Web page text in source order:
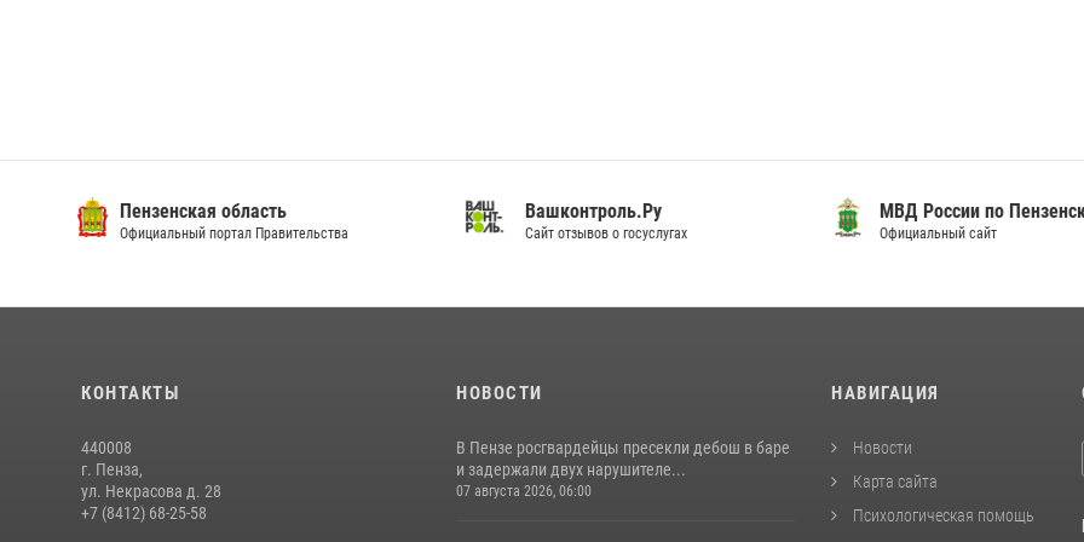
Пензенская область
Официальный портал Правительства
Вашконтроль.Ру
Сайт отзывов о госуслугах
МВД России по
Официальный сайт
КОНТАКТЫ
440008
г. Пенза,
ул. Некрасова д. 28
+7 (8412) 68-25-58
НОВОСТИ
В Пензе росгвардейцы пресекли дебош в баре
и задержали двух нарушителе...
07 августа 2026, 06:00
НАВИГАЦИЯ
Новости
Карта сайта
Психологическая помощь